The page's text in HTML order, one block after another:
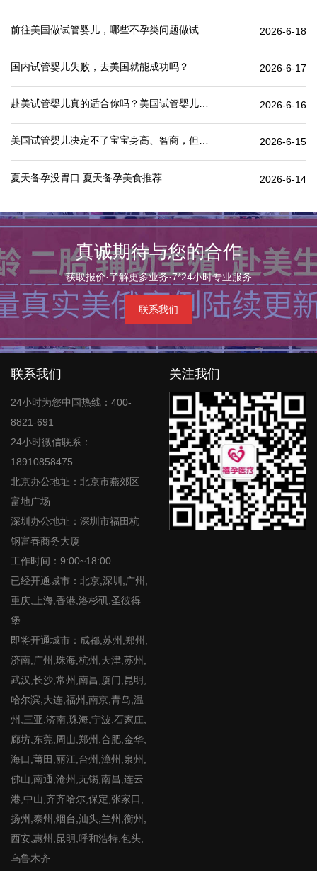
2026-6-18
国内试管婴儿失败，去美国就能成功吗？ 2026-6-17
2026-6-16
2026-6-15
夏天备孕没胃口 夏天备孕美食推荐 2026-6-14
真诚期待与您的合作
获取报价·了解更多业务·7*24小时专业服务
联系我们
联系我们
24小时为您中国热线：400-
8821-691
24小时微信联系：
18910858475
北京办公地址：北京市燕郊区
富地广场
深圳办公地址：深圳市福田杭
钢富春商务大厦
工作时间：9:00~18:00
已经开通城市：北京,深圳,广州,
重庆,上海,香港,洛杉矶,圣彼得
堡
即将开通城市：成都,苏州,郑州,
济南,广州,珠海,杭州,天津,苏州,
武汉,长沙,常州,南昌,厦门,昆明,
哈尔滨,大连,福州,南京,青岛,温
州,三亚,济南,珠海,宁波,石家庄,
廊坊,东莞,周山,郑州,合肥,金华,
海口,莆田,丽江,台州,漳州,泉州,
佛山,南通,沧州,无锡,南昌,连云
港,中山,齐齐哈尔,保定,张家口,
扬州,泰州,烟台,汕头,兰州,衡州,
西安,惠州,昆明,呼和浩特,包头,
乌鲁木齐
关注我们